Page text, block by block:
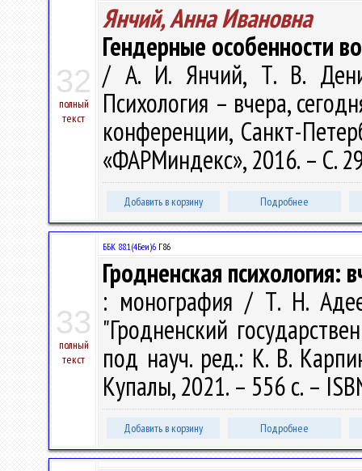
32
полный
текст
Янчий, Анна Ивановна
Гендерные особенности
/ А. И. Янчий, Т. В.
Психология – вчера,
конференции, Санкт-
«ФАРМиндекс», 2016. – С.
Добавить в корзину Подробнее
33
полный
текст
ББК 88.1(4Беи)6 Г86
Гродненская психология:
: монография / Т. Н.
"Гродненский
под науч. ред.: К. В.
Купалы, 2021. – 556 с. –
Добавить в корзину Подробнее